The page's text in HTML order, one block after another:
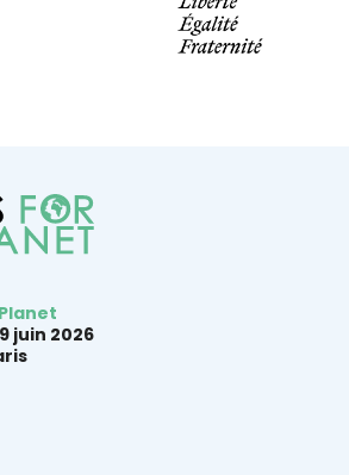
juin 2026